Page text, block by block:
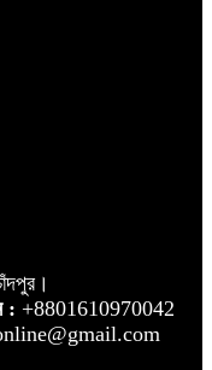
: +8801610970042